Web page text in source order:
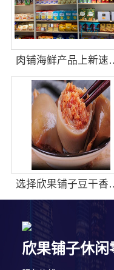
肉铺海
选择欣果铺
欣果铺子休闲